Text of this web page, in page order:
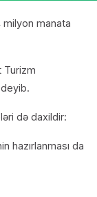
milyon manata
Turizm
də daxildir:
hazırlanması da